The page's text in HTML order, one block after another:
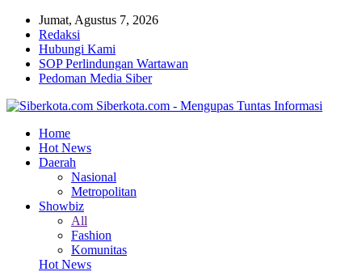
Jumat, Agustus 7, 2026
Redaksi
Hubungi Kami
SOP Perlindungan Wartawan
Pedoman Media Siber
Siberkota.com - Mengupas Tuntas Informasi
Home
Hot News
Daerah
Nasional
Metropolitan
Showbiz
All
Fashion
Komunitas
Hot News